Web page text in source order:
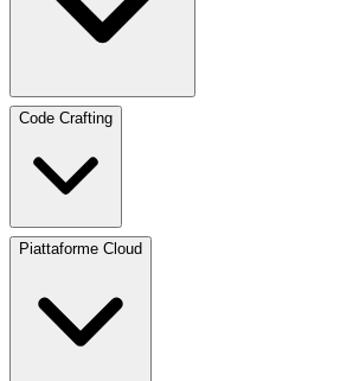
Code Crafting
Piattaforme Cloud